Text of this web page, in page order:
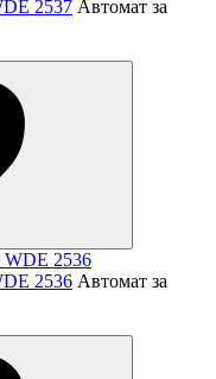
2537 Автомат за
2536 Автомат за